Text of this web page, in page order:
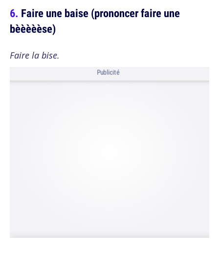
Faire une baise (prononcer faire une
bèèèèèse)
Faire la bise.
Publicité